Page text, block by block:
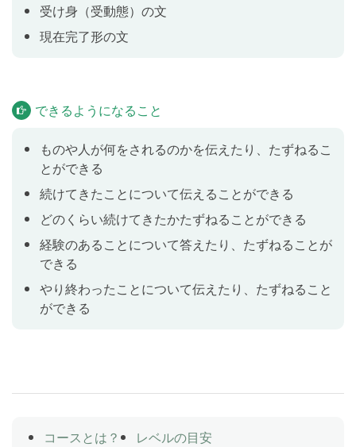
Lesson 5 テスト
これまでのレッスンの内容をおさらいします。
現在完了形(継続)の文を学習します。「テニスを８年間
す」のように、過去から現在までずっと継続している
物事について伝えられるようになります。
どのくらい続けてきたかたずねよう
how long を使った現在完了形(継続)の疑問文を学習し
に、「どれくらい（の期間）～していますか」と、た
ずねることができるようになります。
Monica and Kenji are talking about what they have
受け身（受動態）の文
現在完了形の文
できるようになること
ものや人が何をされるのかを伝えたり、たずねるこ
とができる
続けてきたことについて伝えることができる
どのくらい続けてきたかたずねることができる
経験のあることについて答えたり、たずねることが
できる
やり終わったことについて伝えたり、たずねること
ができる
コースとは？
レベルの目安